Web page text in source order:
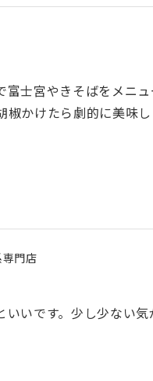
士宮やきそばをメニ
かけたら劇的に美味
門店
いです。少し少ない